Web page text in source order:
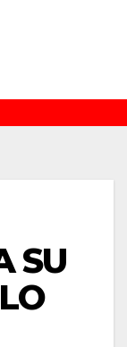
SU